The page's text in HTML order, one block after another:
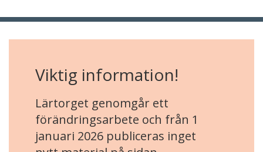
Viktig information!
Lärtorget genomgår ett
förändringsarbete och från 1
januari 2026 publiceras inget